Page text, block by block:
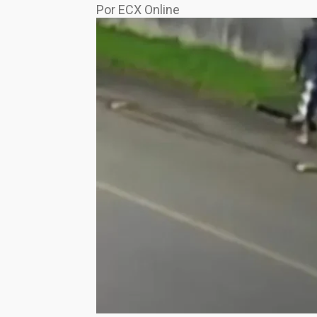
Por ECX Online